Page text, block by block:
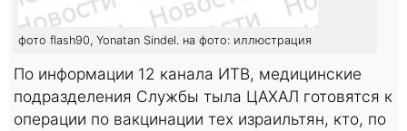
фото flash90, Yonatan Sindel. на фото: иллюстрация
По информации 12 канала ИТВ, медицинские
подразделения Службы тыла ЦАХАЛ готовятся к
операции по вакцинации тех израильтян, кто, по